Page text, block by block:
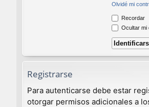
Olvidé mi
Recordar
Ocultar mi
Registrarse
Para autenticarse debe estar
otorgar permisos adicionales a